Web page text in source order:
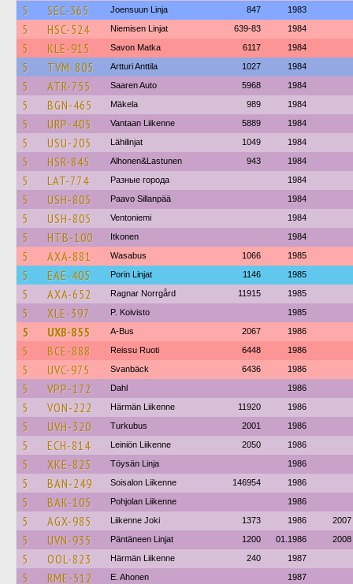
5 SEC-365 Joensuun Linja 847 1983
5 HSC-524 Niemisen Linjat 639-83 1984
5 KLE-915 Savon Matka 6117 1984
5 TVM-805 Artturi Anttila 1027 1984
5 ATR-755 Saaren Auto 5968 1984
5 BGN-465 Mäkela 989 1984
5 URP-405 Vantaan Liikenne 5889 1984
5 USU-205 Lähilinjat 1049 1984
5 HSR-845 Alhonen&Lastunen 943 1984
5 LAT-774 Разные города 1984
5 USH-805 Paavo Sillanpää 1984
5 USH-805 Ventoniemi 1984
5 HTB-100 Itkonen 1984
5 AXA-881 Wasabus 1066 1985
5 EAE-405 Porin Linjat 1146 1985
5 AXA-652 Ragnar Norrgård 11915 1985
5 XLE-397 P. Koivisto 1985
5 UXB-855 A-Bus 2067 1986
5 BCE-888 Reissu Ruoti 6448 1986
5 UVC-975 Svanbäck 6436 1986
5 VPP-172 Dahl 1986
5 VON-222 Härmän Liikenne 11920 1986
5 UVH-320 Turkubus 2001 1986
5 ECH-814 Leiniön Liikenne 2050 1986
5 XKE-825 Töysän Linja 1986
5 BAN-249 Soisalon Liikenne 146954 1986
5 BAK-105 Pohjolan Liikenne 1986
5 AGX-985 Liikenne Joki 1373 1986 2007
5 UVN-935 Päntäneen Linjat 1200 01.1986 2008
5 OOL-823 Härmän Liikenne 240 1987
5 RME-512 E. Ahonen 1987